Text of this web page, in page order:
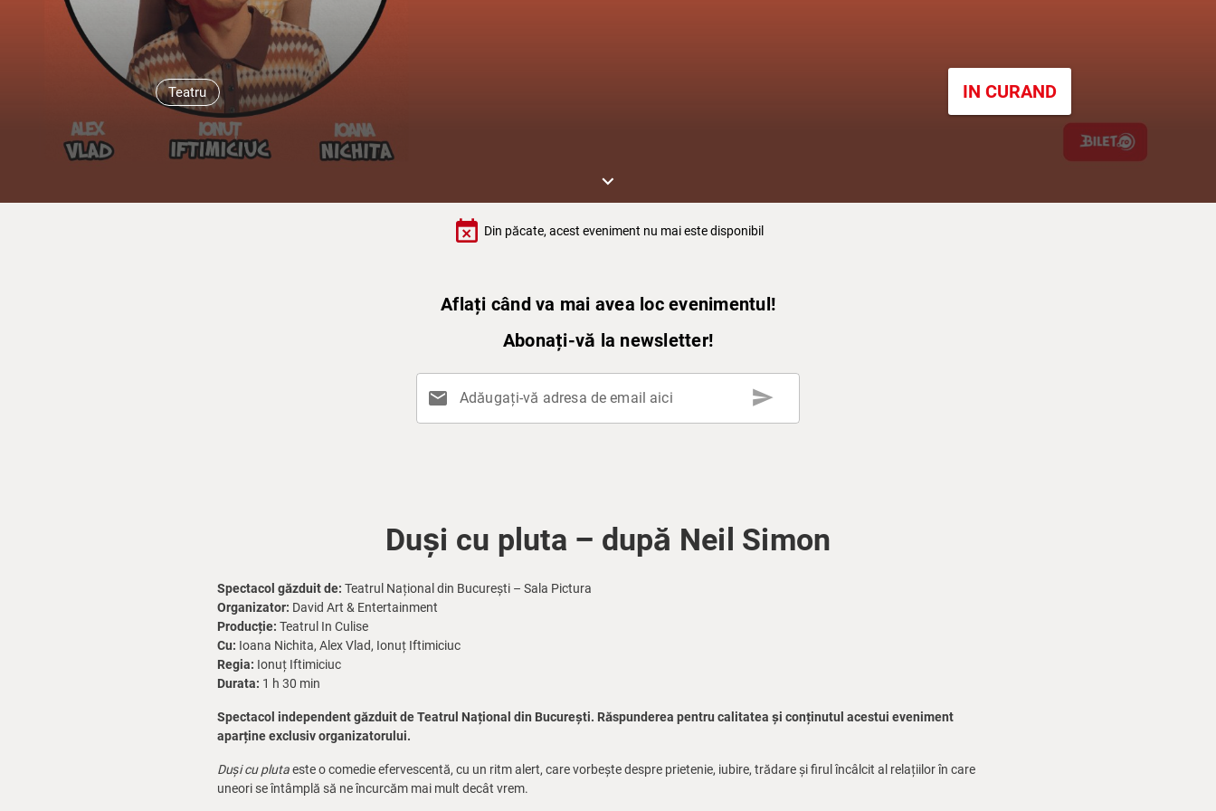
Teatru IN CURAND
keyboard_arrow_down
event_busy Din păcate, acest eveniment nu mai este disponibil
Aflați când va mai avea loc evenimentul!
Abonați-vă la newsletter!
mail Adăugați-vă adresa de email aici send
Duși cu pluta – după Neil Simon
Spectacol găzduit de: Teatrul Național din București – Sala Pictura
Organizator: David Art & Entertainment
Producție: Teatrul In Culise
Cu: Ioana Nichita, Alex Vlad, Ionuț Iftimiciuc
Regia: Ionuț Iftimiciuc
Durata: 1 h 30 min
Spectacol independent găzduit de Teatrul Național din București. Răspunderea pentru calitatea și conținutul acestui eveniment
aparține exclusiv organizatorului.
Duși cu plutaeste o comedie efervescentă, cu un ritm alert, care vorbește despre prietenie, iubire, trădare și firul încâlcit al relațiilor în care
uneori se întâmplă să ne încurcăm mai mult decât vrem.